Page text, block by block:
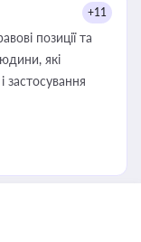
+11
позиції та
які